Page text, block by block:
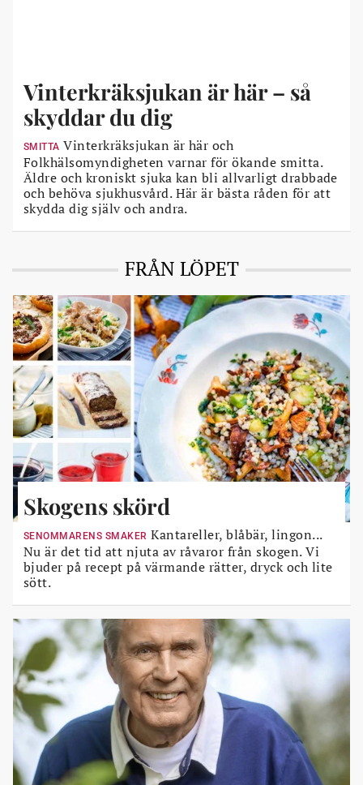
Vinterkräksjukan är här – så
skyddar du dig
SMITTA Vinterkräksjukan är här och
Folkhälsomyndigheten varnar för ökande smitta.
Äldre och kroniskt sjuka kan bli allvarligt drabbade
och behöva sjukhusvård. Här är bästa råden för att
skydda dig själv och andra.
FRÅN LÖPET
Skogens skörd
SENOMMARENS SMAKER Kantareller, blåbär, lingon...
Nu är det tid att njuta av råvaror från skogen. Vi
bjuder på recept på värmande rätter, dryck och lite
sött.